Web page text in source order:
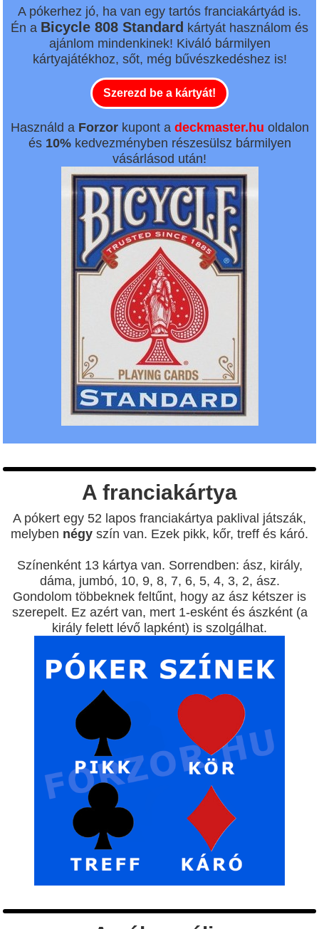
A pókerhez jó, ha van egy tartós franciakártyád is.
Én a Bicycle 808 Standard kártyát használom és
ajánlom mindenkinek! Kiváló bármilyen
kártyajátékhoz, sőt, még bűvészkedéshez is!
Szerezd be a kártyát!
Használd a Forzorkupont a deckmaster.hu oldalon
és 10%kedvezményben részesülsz bármilyen
vásárlásod után!
A franciakártya
A pókert egy 52 lapos franciakártya paklival játszák,
melyben négy szín van. Ezek pikk, kőr, treff és káró.
Színenként 13 kártya van. Sorrendben: ász, király,
dáma, jumbó, 10, 9, 8, 7, 6, 5, 4, 3, 2, ász.
Gondolom többeknek feltűnt, hogy az ász kétszer is
szerepelt. Ez azért van, mert 1-esként és ászként (a
király felett lévő lapként) is szolgálhat.